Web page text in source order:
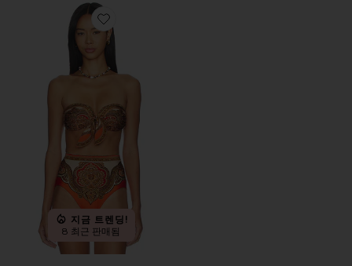
Favorite MAHON SCARF TIE 비키니 탑
지금 트렌딩!
8 최근 판매됨